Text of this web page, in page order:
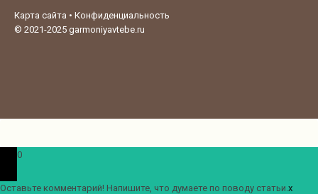
Карта сайта • Конфиденциальность
© 2021-2025 garmoniyavtebe.ru
0
Оставьте комментарий! Напишите, что думаете по поводу статьи. x